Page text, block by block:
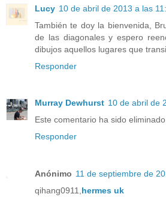
Lucy 10 de abril de 2013 a las
También te doy la bienvenida,
de las diagonales y espero
dibujos aquellos lugares que
Responder
Murray Dewhurst 10 de abril de
Este comentario ha sido
Responder
Anónimo 11 de septiembre de
qihang0911,hermes uk